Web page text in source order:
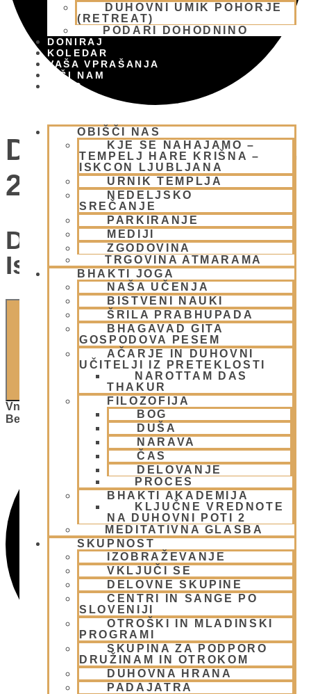
DUHOVNI UMIK POHORJE
(RETREAT)
PODARI DOHODNINO
DONIRAJ
KOLEDAR
VAŠA VPRAŠANJA
PIŠI NAM
BLOG
OBIŠČI NAS
KJE SE NAHAJAMO –
TEMPELJ HARE KRIŠNA –
ISKCON LJUBLJANA
URNIK TEMPLJA
NEDELJSKO
SREČANJE
PARKIRANJE
MEDIJI
ZGODOVINA
TRGOVINA ATMARAMA
BHAKTI JOGA
NAŠA UČENJA
BISTVENI NAUKI
ŠRILA PRABHUPADA
BHAGAVAD GITA
GOSPODOVA PESEM
AČARJE IN DUHOVNI
UČITELJI IZ PRETEKLOSTI
NAROTTAM DAS
THAKUR
FILOZOFIJA
BOG
DUŠA
NARAVA
ČAS
DELOVANJE
PROCES
BHAKTI AKADEMIJA
KLJUČNE VREDNOTE
NA DUHOVNI POTI 2
MEDITATIVNA GLASBA
SKUPNOST
IZOBRAŽEVANJE
VKLJUČI SE
DELOVNE SKUPINE
CENTRI IN SANGE PO
SLOVENIJI
OTROŠKI IN MLADINSKI
PROGRAMI
SKUPINA ZA PODPORO
DRUŽINAM IN OTROKOM
DUHOVNA HRANA
PADAJATRA
Dogodki for 12 julija,
2026
Dogodki Navigacija Za
Iskanje In Oglede
Vnesite Ključno Besedo. Poiščite Dogodki Po Ključni
Besedi.